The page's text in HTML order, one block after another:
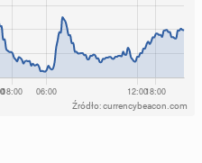
Źródło: currencybeacon.com